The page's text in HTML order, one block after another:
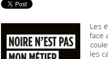
Les
face
les